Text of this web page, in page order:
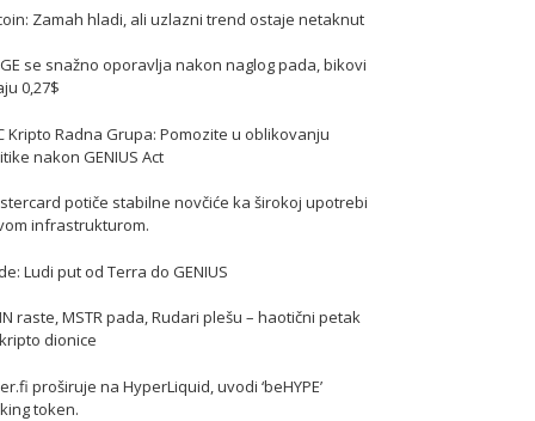
Zamah hladi, ali uzlazni trend ostaje netaknut
se snažno oporavlja nakon naglog pada, bikovi
0,27$
Kripto Radna Grupa: Pomozite u oblikovanju
nakon GENIUS Act
potiče stabilne novčiće ka širokoj upotrebi
infrastrukturom.
Ludi put od Terra do GENIUS
raste, MSTR pada, Rudari plešu – haotični petak
dionice
proširuje na HyperLiquid, uvodi ‘beHYPE’
token.